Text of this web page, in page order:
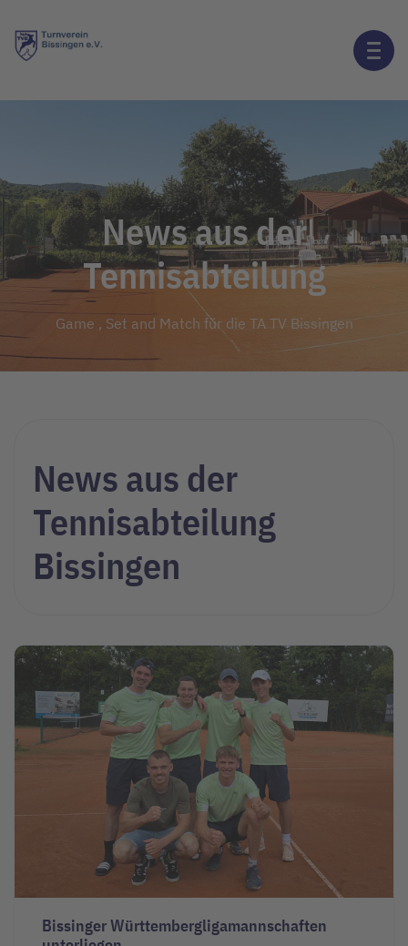
News aus der
Tennisabteilung
Game , Set and Match für die TA TV Bissingen
News aus der
Tennisabteilung
Bissingen
Bissinger Württembergligamannschaften